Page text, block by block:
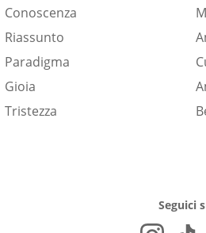
Conoscenza
Riassunto
Paradigma
Gioia
Tristezza
Seguici